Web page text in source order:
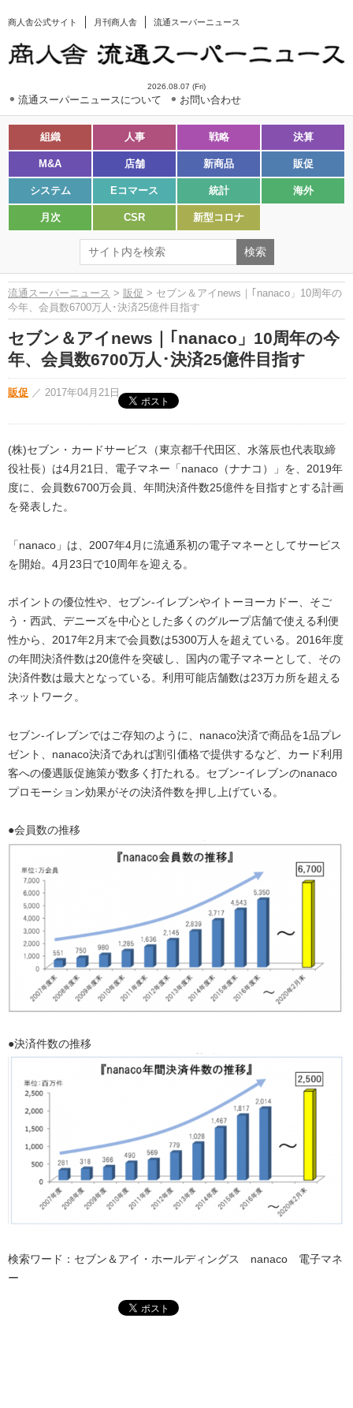
商人舎公式サイト 月刊商人舎 流通スーパーニュース
2026.08.07 (Fri)
流通スーパーニュースについて お問い合わせ
組織 人事 戦略 決算
M&A 店舗 新商品 販促
システム Eコマース 統計 海外
月次 CSR 新型コロナ
流通スーパーニュース > 販促 > セブン＆アイnews｜｢nanaco」10周年の
今年、会員数6700万人･決済25億件目指す
セブン＆アイnews｜｢nanaco」10周年の今
年、会員数6700万人･決済25億件目指す
販促 ／ 2017年04月21日
(株)セブン・カードサービス（東京都千代田区、水落辰也代表取締
役社長）は4月21日、電子マネー「nanaco（ナナコ）」を、2019年
度に、会員数6700万会員、年間決済件数25億件を目指すとする計画
を発表した。
「nanaco」は、2007年4月に流通系初の電子マネーとしてサービス
を開始。4月23日で10周年を迎える。
ポイントの優位性や、セブン‐イレブンやイトーヨーカドー、そご
う・西武、デニーズを中心とした多くのグループ店舗で使える利便
性から、2017年2月末で会員数は5300万人を超えている。2016年度
の年間決済件数は20億件を突破し、国内の電子マネーとして、その
決済件数は最大となっている。利用可能店舗数は23万カ所を超える
ネットワーク。
セブン‐イレブンではご存知のように、nanaco決済で商品を1品プレ
ゼント、nanaco決済であれば割引価格で提供するなど、カード利用
客への優遇販促施策が数多く打たれる。セブンｰイレブンのnanaco
プロモーション効果がその決済件数を押し上げている。
●会員数の推移
●決済件数の推移
検索ワード：セブン＆アイ・ホールディングス nanaco 電子マネ
ー